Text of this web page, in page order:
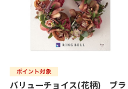
バリューチョイス(花柄) ブラ